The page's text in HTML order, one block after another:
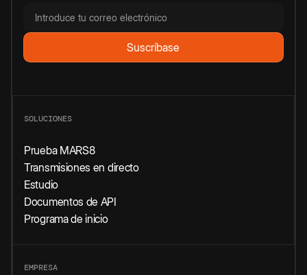
SOLUCIONES
Prueba MARS8
Transmisiones en directo
Estudio
Documentos de API
Programa de inicio
EMPRESA